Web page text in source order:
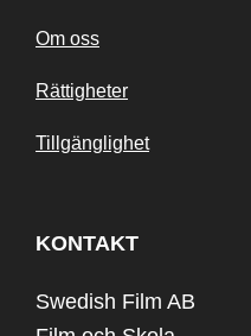
Om oss
Rättigheter
Tillgänglighet
KONTAKT
Swedish Film AB